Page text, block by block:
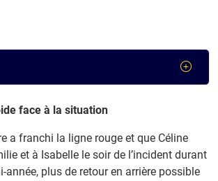
face à la situation
a franchi la ligne rouge et que Céline
et à Isabelle le soir de l’incident durant
année, plus de retour en arrière possible